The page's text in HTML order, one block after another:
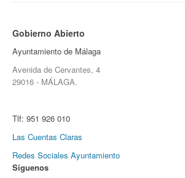
Gobierno Abierto
Ayuntamiento de Málaga
Avenida de Cervantes, 4
29016 - MÁLAGA.
Tlf: 951 926 010
Las Cuentas Claras
Redes Sociales Ayuntamiento
Síguenos